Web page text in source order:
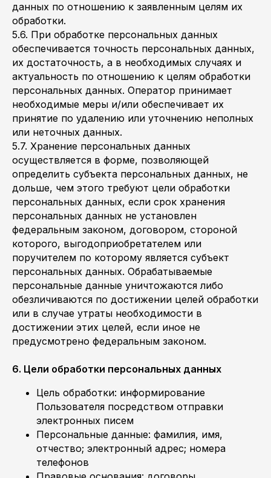
данных по отношению к заявленным целям их
обработки.
5.6. При обработке персональных данных
обеспечивается точность персональных данных,
их достаточность, а в необходимых случаях и
актуальность по отношению к целям обработки
персональных данных. Оператор принимает
необходимые меры и/или обеспечивает их
принятие по удалению или уточнению неполных
или неточных данных.
5.7. Хранение персональных данных
осуществляется в форме, позволяющей
определить субъекта персональных данных, не
дольше, чем этого требуют цели обработки
персональных данных, если срок хранения
персональных данных не установлен
федеральным законом, договором, стороной
которого, выгодоприобретателем или
поручителем по которому является субъект
персональных данных. Обрабатываемые
персональные данные уничтожаются либо
обезличиваются по достижении целей обработки
или в случае утраты необходимости в
достижении этих целей, если иное не
предусмотрено федеральным законом.
6. Цели обработки персональных данных
Цель обработки: информирование
Пользователя посредством отправки
электронных писем
Персональные данные: фамилия, имя,
отчество; электронный адрес; номера
телефонов